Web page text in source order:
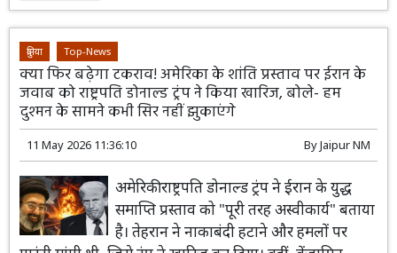
दुनिया Top-News
क्या फिर बढ़ेगा टकराव! अमेरिका के शांति प्रस्ताव पर ईरान के
जवाब को राष्ट्रपति डोनाल्ड ट्रंप ने किया खारिज, बोले- हम
दुश्मन के सामने कभी सिर नहीं झुकाएंगे
11 May 2026 11:36:10 ByJaipur NM
अमेरिकी राष्ट्रपति डोनाल्ड ट्रंप ने ईरान के युद्ध
समाप्ति प्रस्ताव को "पूरी तरह अस्वीकार्य" बताया
है। तेहरान ने नाकाबंदी हटाने और हमलों पर